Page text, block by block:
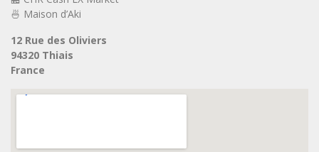
🍜 Maison d’Aki
12 Rue des Oliviers
94320 Thiais
France